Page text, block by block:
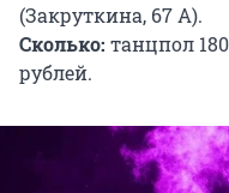
(Закруткина, 67 А).
Сколько: танцпол
рублей.